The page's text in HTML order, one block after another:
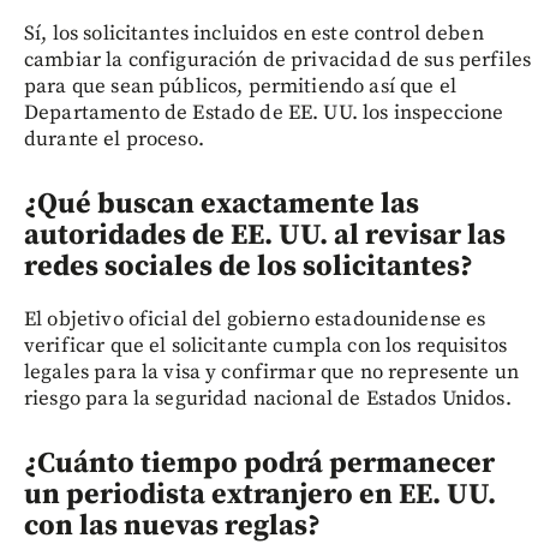
Sí, los solicitantes incluidos en este control deben
cambiar la configuración de privacidad de sus perfiles
para que sean públicos, permitiendo así que el
Departamento de Estado de EE. UU. los inspeccione
durante el proceso.
¿Qué buscan exactamente las
autoridades de EE. UU. al revisar las
redes sociales de los solicitantes?
El objetivo oficial del gobierno estadounidense es
verificar que el solicitante cumpla con los requisitos
legales para la visa y confirmar que no represente un
riesgo para la seguridad nacional de Estados Unidos.
¿Cuánto tiempo podrá permanecer
un periodista extranjero en EE. UU.
con las nuevas reglas?